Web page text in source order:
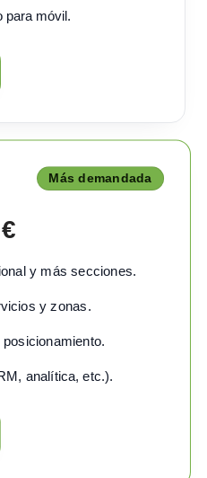
para móvil.
Más demandada
y más secciones.
y zonas.
analítica, etc.).